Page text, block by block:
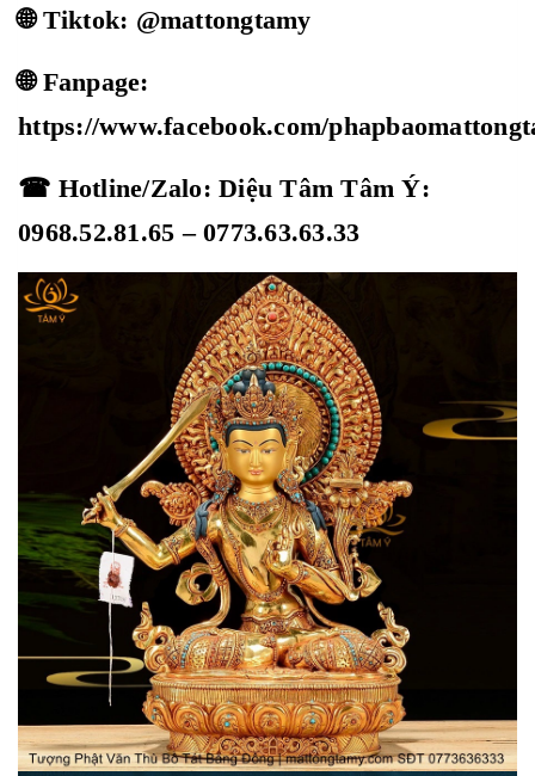
🌐 Tiktok: @mattongtamy
🌐 Fanpage:
https://www.facebook.com/
☎ Hotline/Zalo: Diệu Tâm Tâm Ý:
0968.52.81.65 – 0773.63.63.33